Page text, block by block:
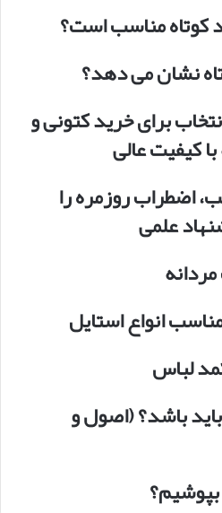
کوتاه مناسب است؟
نشان می دهد؟
برای خرید کتونی و
کیفیت عالی
اضطراب روزمره را
لباس
باید باشد؟ (اصول و